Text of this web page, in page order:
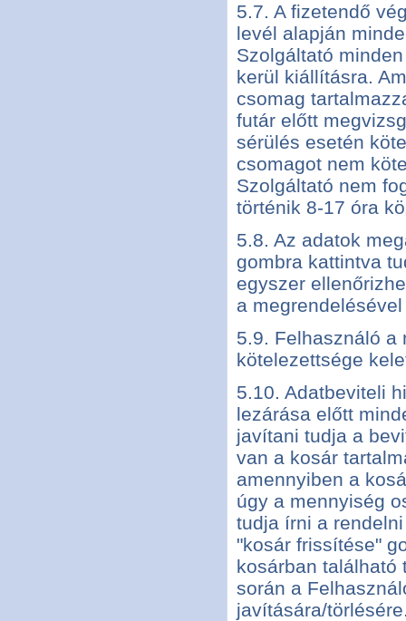
5.7. A fizetendő
levél alapján
Szolgáltató
kerül kiállításra.
csomag
futár előtt
sérülés esetén
csomagot nem
Szolgáltató nem
történik 8-17 óra
5.8. Az adatok
gombra kattintva
egyszer
a
5.9. Felhasználó a
kötelezettsége
5.10. Adatbeviteli
lezárása előtt
javítani tudja a
van a kosár
amennyiben a
úgy a mennyiség
tudja írni a
"kosár frissítése"
kosárban található
során a
javítására/